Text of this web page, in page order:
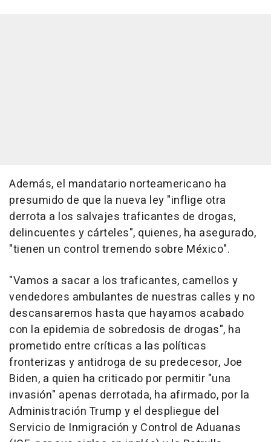
Además, el mandatario norteamericano ha
presumido de que la nueva ley "inflige otra
derrota a los salvajes traficantes de drogas,
delincuentes y cárteles", quienes, ha asegurado,
"tienen un control tremendo sobre México".
"Vamos a sacar a los traficantes, camellos y
vendedores ambulantes de nuestras calles y no
descansaremos hasta que hayamos acabado
con la epidemia de sobredosis de drogas", ha
prometido entre críticas a las políticas
fronterizas y antidroga de su predecesor, Joe
Biden, a quien ha criticado por permitir "una
invasión" apenas derrotada, ha afirmado, por la
Administración Trump y el despliegue del
Servicio de Inmigración y Control de Aduanas